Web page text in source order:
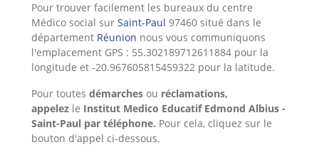
Pour trouver facilement les bureaux du centre
Médico social sur Saint-Paul 97460 situé dans le
département Réunion nous vous communiquons
l'emplacement GPS : 55.302189712611884 pour la
longitude et -20.967605815459322 pour la latitude.
Pour toutes démarches ou réclamations,
appelez le Institut Medico Educatif Edmond Albius -
Saint-Paul par téléphone. Pour cela, cliquez sur le
bouton d'appel ci-dessous.